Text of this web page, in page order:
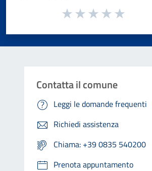
Valuta da 1 a 5 stelle la pagina
Contatta il comune
Leggi le domande frequenti
Richiedi assistenza
Chiama: +39 0835 540200
Prenota appuntamento